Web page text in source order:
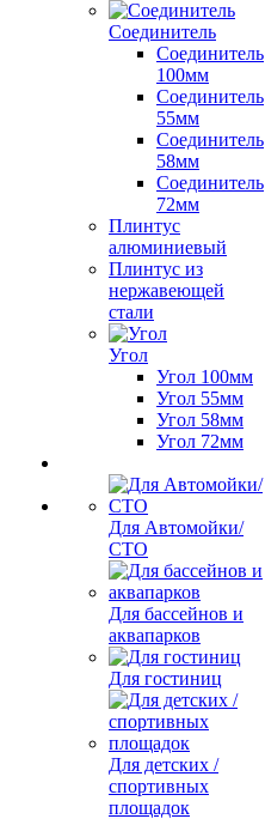
Соединитель
Соединитель
100мм
Соединитель
55мм
Соединитель
58мм
Соединитель
72мм
Плинтус
алюминиевый
Плинтус из
нержавеющей
стали
Угол
Угол 100мм
Угол 55мм
Угол 58мм
Угол 72мм
Для Автомойки/
СТО
Для бассейнов и
аквапарков
Для гостиниц
Для детских /
спортивных
площадок